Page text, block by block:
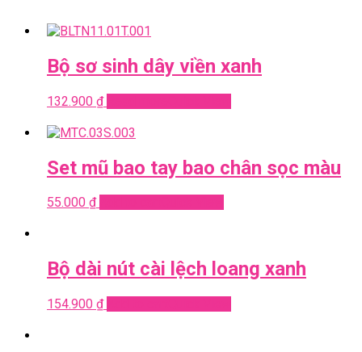
Bộ sơ sinh dây viền xanh
132.900 ₫
Set mũ bao tay bao chân sọc màu
55.000 ₫
Bộ dài nút cài lệch loang xanh
154.900 ₫